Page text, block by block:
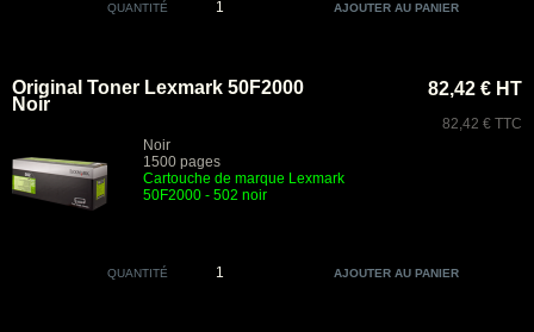
QUANTITÉ
Original Toner Lexmark 50F2000
Noir
Noir
1500 pages
Cartouche de marque Lexmark
50F2000 - 502 noir
82,42 € HT
82,42 € TTC
QUANTITÉ